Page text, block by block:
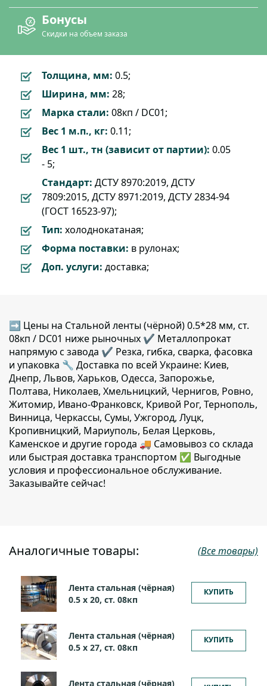
Бонусы
Скидки на объем заказа
Толщина, мм: 0.5;
Ширина, мм: 28;
Марка стали: 08кп / DC01;
Вес 1 м.п., кг: 0.11;
Вес 1 шт., тн (зависит от партии): 0.05
- 5;
Стандарт: ДСТУ 8970:2019, ДСТУ
7809:2015, ДСТУ 8971:2019, ДСТУ 2834-94
(ГОСТ 16523-97);
Тип: холоднокатаная;
Форма поставки: в рулонах;
Доп. услуги: доставка;
➡ Цены на Стальной ленты (чёрной) 0.5*28 мм, ст.
08кп / DC01 ниже рыночных ✔️ Металлопрокат
напрямую с завода ✔️ Резка, гибка, сварка, фасовка
и упаковка 🔧 Доставка по всей Украине: Киев,
Днепр, Львов, Харьков, Одесса, Запорожье,
Полтава, Николаев, Хмельницкий, Чернигов, Ровно,
Житомир, Ивано-Франковск, Кривой Рог, Тернополь,
Винница, Черкассы, Сумы, Ужгород, Луцк,
Кропивницкий, Мариуполь, Белая Церковь,
Каменское и другие города 🚚 Самовывоз со склада
или быстрая доставка транспортом ✅ Выгодные
условия и профессиональное обслуживание.
Заказывайте сейчас!
Аналогичные товары: (Все товары)
Лента стальная (чёрная)
0.5 х 20, ст. 08кп
КУПИТЬ
Лента стальная (чёрная)
0.5 х 27, ст. 08кп
КУПИТЬ
Лента стальная (чёрная)